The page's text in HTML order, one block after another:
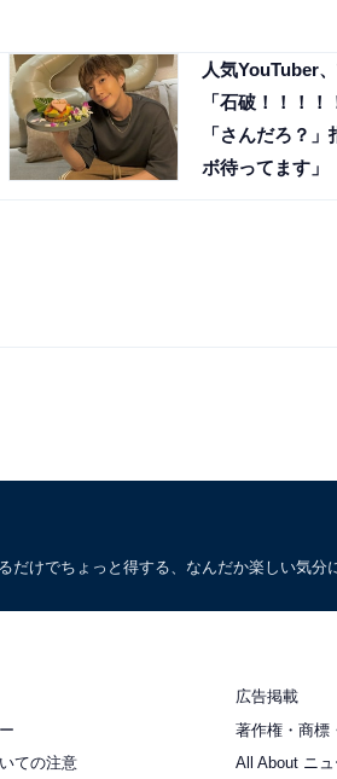
人気YouTuber
「石破！！！！
「さんだろ？
ボ待ってます」
けでちょっと得する、なんだか楽しい気分
広告掲載
著作権・商標
ての注意
All About ニ